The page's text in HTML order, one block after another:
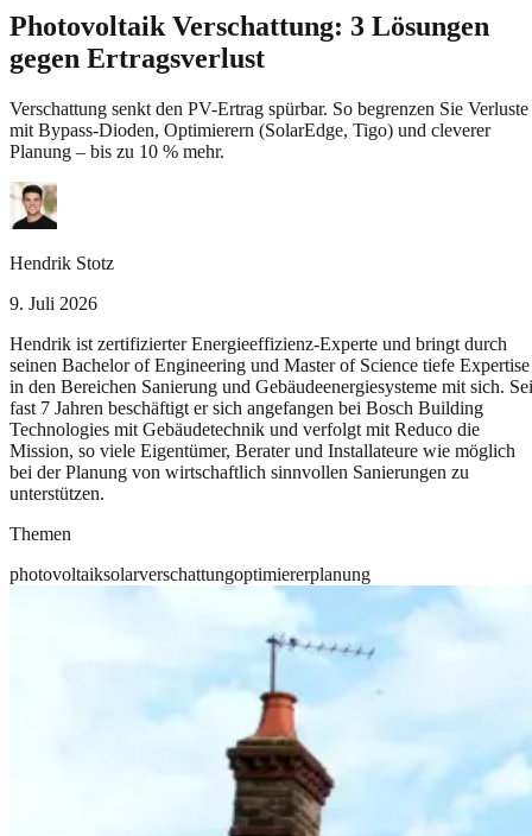
Photovoltaik Verschattung: 3 Lösungen
gegen Ertragsverlust
Verschattung senkt den PV-Ertrag spürbar. So begrenzen Sie Verluste
mit Bypass-Dioden, Optimierern (SolarEdge, Tigo) und cleverer
Planung – bis zu 10 % mehr.
Hendrik Stotz
9. Juli 2026
Hendrik ist zertifizierter Energieeffizienz-Experte und bringt durch
seinen Bachelor of Engineering und Master of Science tiefe Expertise
in den Bereichen Sanierung und Gebäudeenergiesysteme mit sich.
fast 7 Jahren beschäftigt er sich angefangen bei Bosch Building
Technologies mit Gebäudetechnik und verfolgt mit Reduco die
Mission, so viele Eigentümer, Berater und Installateure wie möglich
bei der Planung von wirtschaftlich sinnvollen Sanierungen zu
unterstützen.
Themen
photovoltaiksolarverschattungoptimiererplanung